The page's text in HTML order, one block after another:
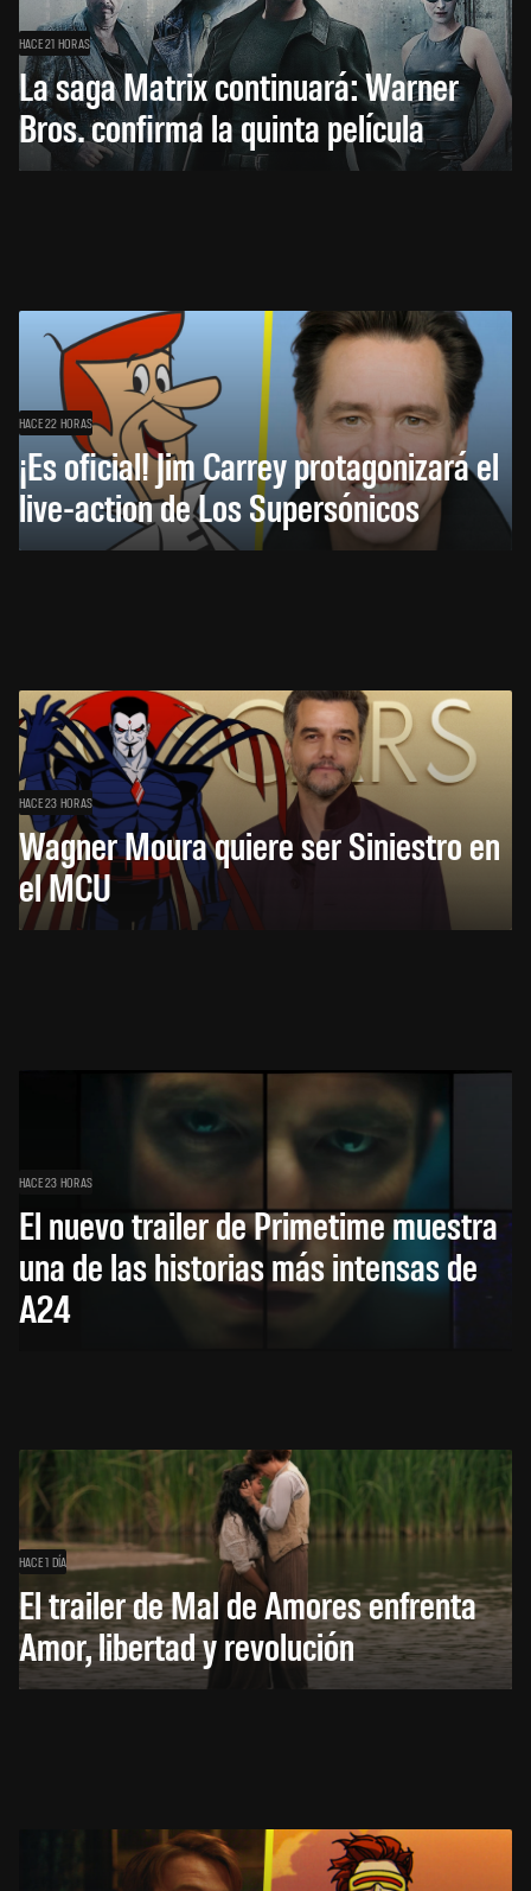
HACE 21 HORAS
La saga Matrix continuará: Warner
Bros. confirma la quinta película
HACE 22 HORAS
¡Es oficial! Jim Carrey protagonizará el
live-action de Los Supersónicos
HACE 23 HORAS
Wagner Moura quiere ser Siniestro en
el MCU
HACE 23 HORAS
El nuevo trailer de Primetime muestra
una de las historias más intensas de
A24
HACE 1 DÍA
El trailer de Mal de Amores enfrenta
Amor, libertad y revolución